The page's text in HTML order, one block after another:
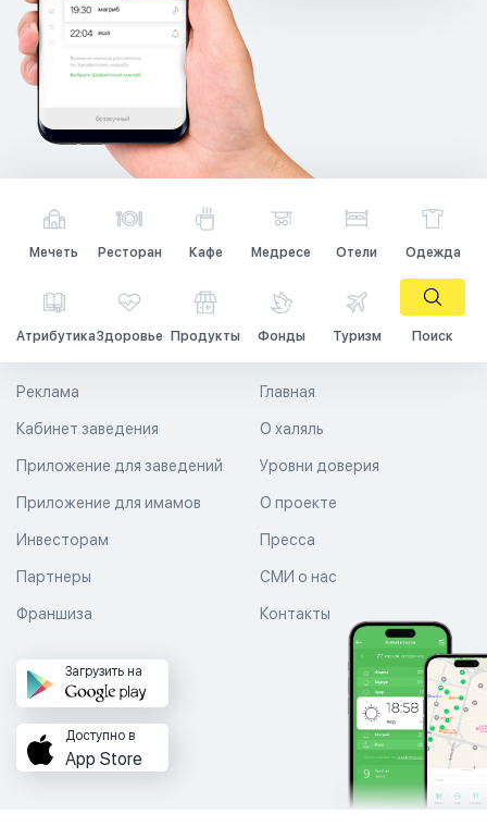
Мечеть Ресторан Кафе Медресе Отели Одежда
АтрибутикаЗдоровье Продукты Фонды Туризм Поиск
Главная
О халяль
Уровни доверия
Реклама
Кабинет заведения
Приложение для заведений
Приложение для имамов О проекте
Пресса
СМИ о нас
Контакты
Инвесторам
Партнеры
Франшиза
Загрузить на
Доступно в
App Store